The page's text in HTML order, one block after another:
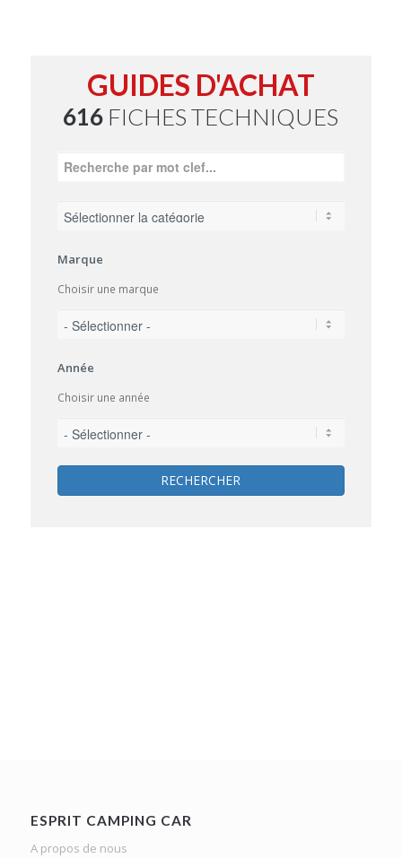
GUIDES D'ACHAT
616 FICHES TECHNIQUES
Marque
Choisir une marque
Année
Choisir une année
RECHERCHER
ESPRIT CAMPING CAR
A propos de nous